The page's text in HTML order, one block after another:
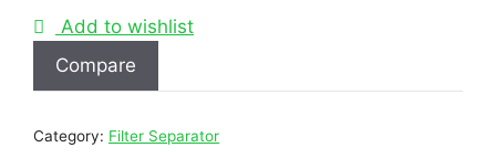
Add to wishlist
Compare
Category: Filter Separator